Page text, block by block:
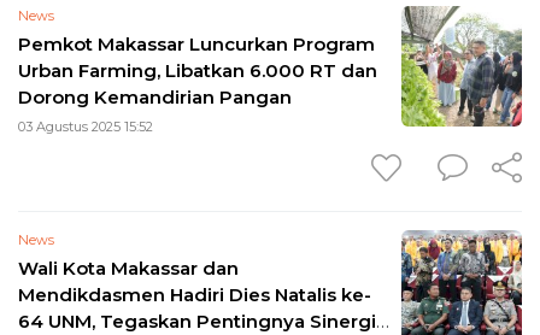
News
Pemkot Makassar Luncurkan Program
Urban Farming, Libatkan 6.000 RT dan
Dorong Kemandirian Pangan
03 Agustus 2025 15:52
News
Wali Kota Makassar dan
Mendikdasmen Hadiri Dies Natalis ke-
64 UNM, Tegaskan Pentingnya Sinergi